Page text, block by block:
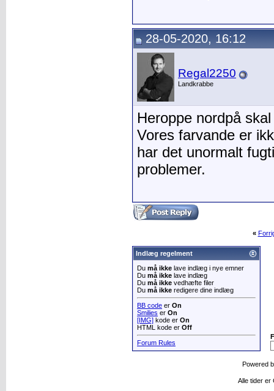
28-05-2020, 16:12
Regal2250
Landkrabbe
Heroppe nordpå
Vores farvande er
har det unormalt
problemer.
«
Indlæg regelment
Du må ikke lave indlæg i nye emner
Du må ikke lave indlæg
Du må ikke vedhæfte filer
Du må ikke redigere dine indlæg
BB code er On
Smilies er On
[IMG] kode er On
HTML kode er Off
Forum Rules
Powered
Alle tider er